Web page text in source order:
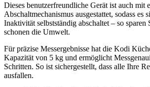
Dieses benutzerfreundliche Gerät ist auch mit
Abschaltmechanismus ausgestattet, sodass es
Inaktivität selbstständig abschaltet – so sparen
schonen die Umwelt.
Für präzise Messergebnisse hat die Kodi
Kapazität von 5 kg und ermöglicht
Schritten. So ist sichergestellt, dass alle Ihre
ausfallen.